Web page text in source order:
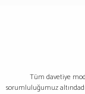
Tüm davetiye
sorumluluğumuz